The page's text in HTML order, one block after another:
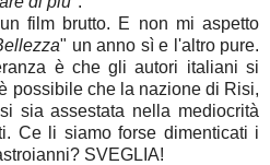
film brutto. E non mi aspetto
" un anno sì e l'altro pure.
è che gli autori italiani si
possibile che la nazione di Risi,
sia assestata nella mediocrità
Ce li siamo forse dimenticati i
SVEGLIA!